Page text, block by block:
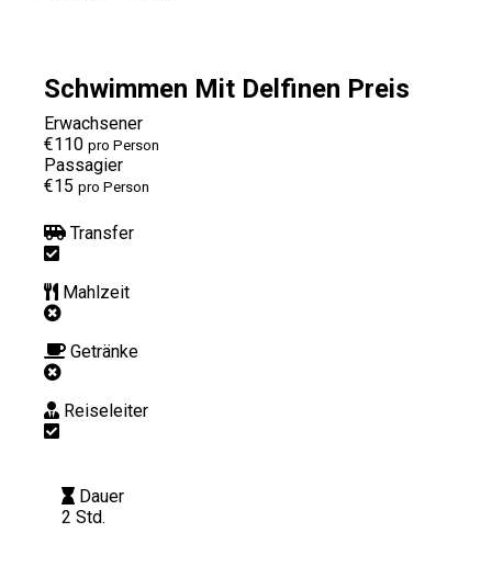
Schwimmen Mit Delfinen Preis
Erwachsener
€110 pro Person
Passagier
€15 pro Person
Transfer
Mahlzeit
Getränke
Reiseleiter
Dauer
2 Std.